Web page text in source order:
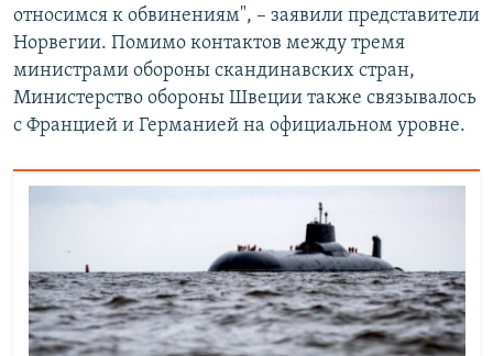
относимся к обвинениям", – заявили представители
Норвегии. Помимо контактов между тремя
министрами обороны скандинавских стран,
Министерство обороны Швеции также связывалось
с Францией и Германией на официальном уровне.